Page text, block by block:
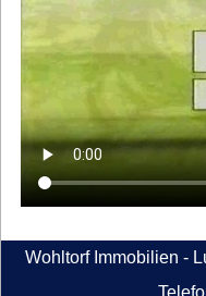
Wohltorf Immobilien -